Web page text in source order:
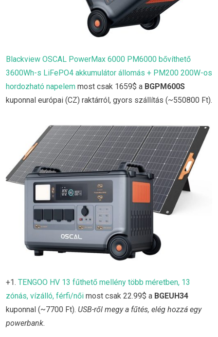
Blackview OSCAL PowerMax 6000 PM6000 bővíthető
3600Wh-s LiFePO4 akkumulátor állomás + PM200 200W-os
hordozható napelem most csak 1659$ a BGPM600S
kuponnal európai (CZ) raktárról, gyors szállítás (~550800 Ft).
+1. TENGOO HV 13 fűthető mellény több méretben, 13
zónás, vízálló, férfi/női most csak 22.99$ a BGEUH34
kuponnal (~7700 Ft). USB-ről megy a fűtés, elég hozzá egy
powerbank.